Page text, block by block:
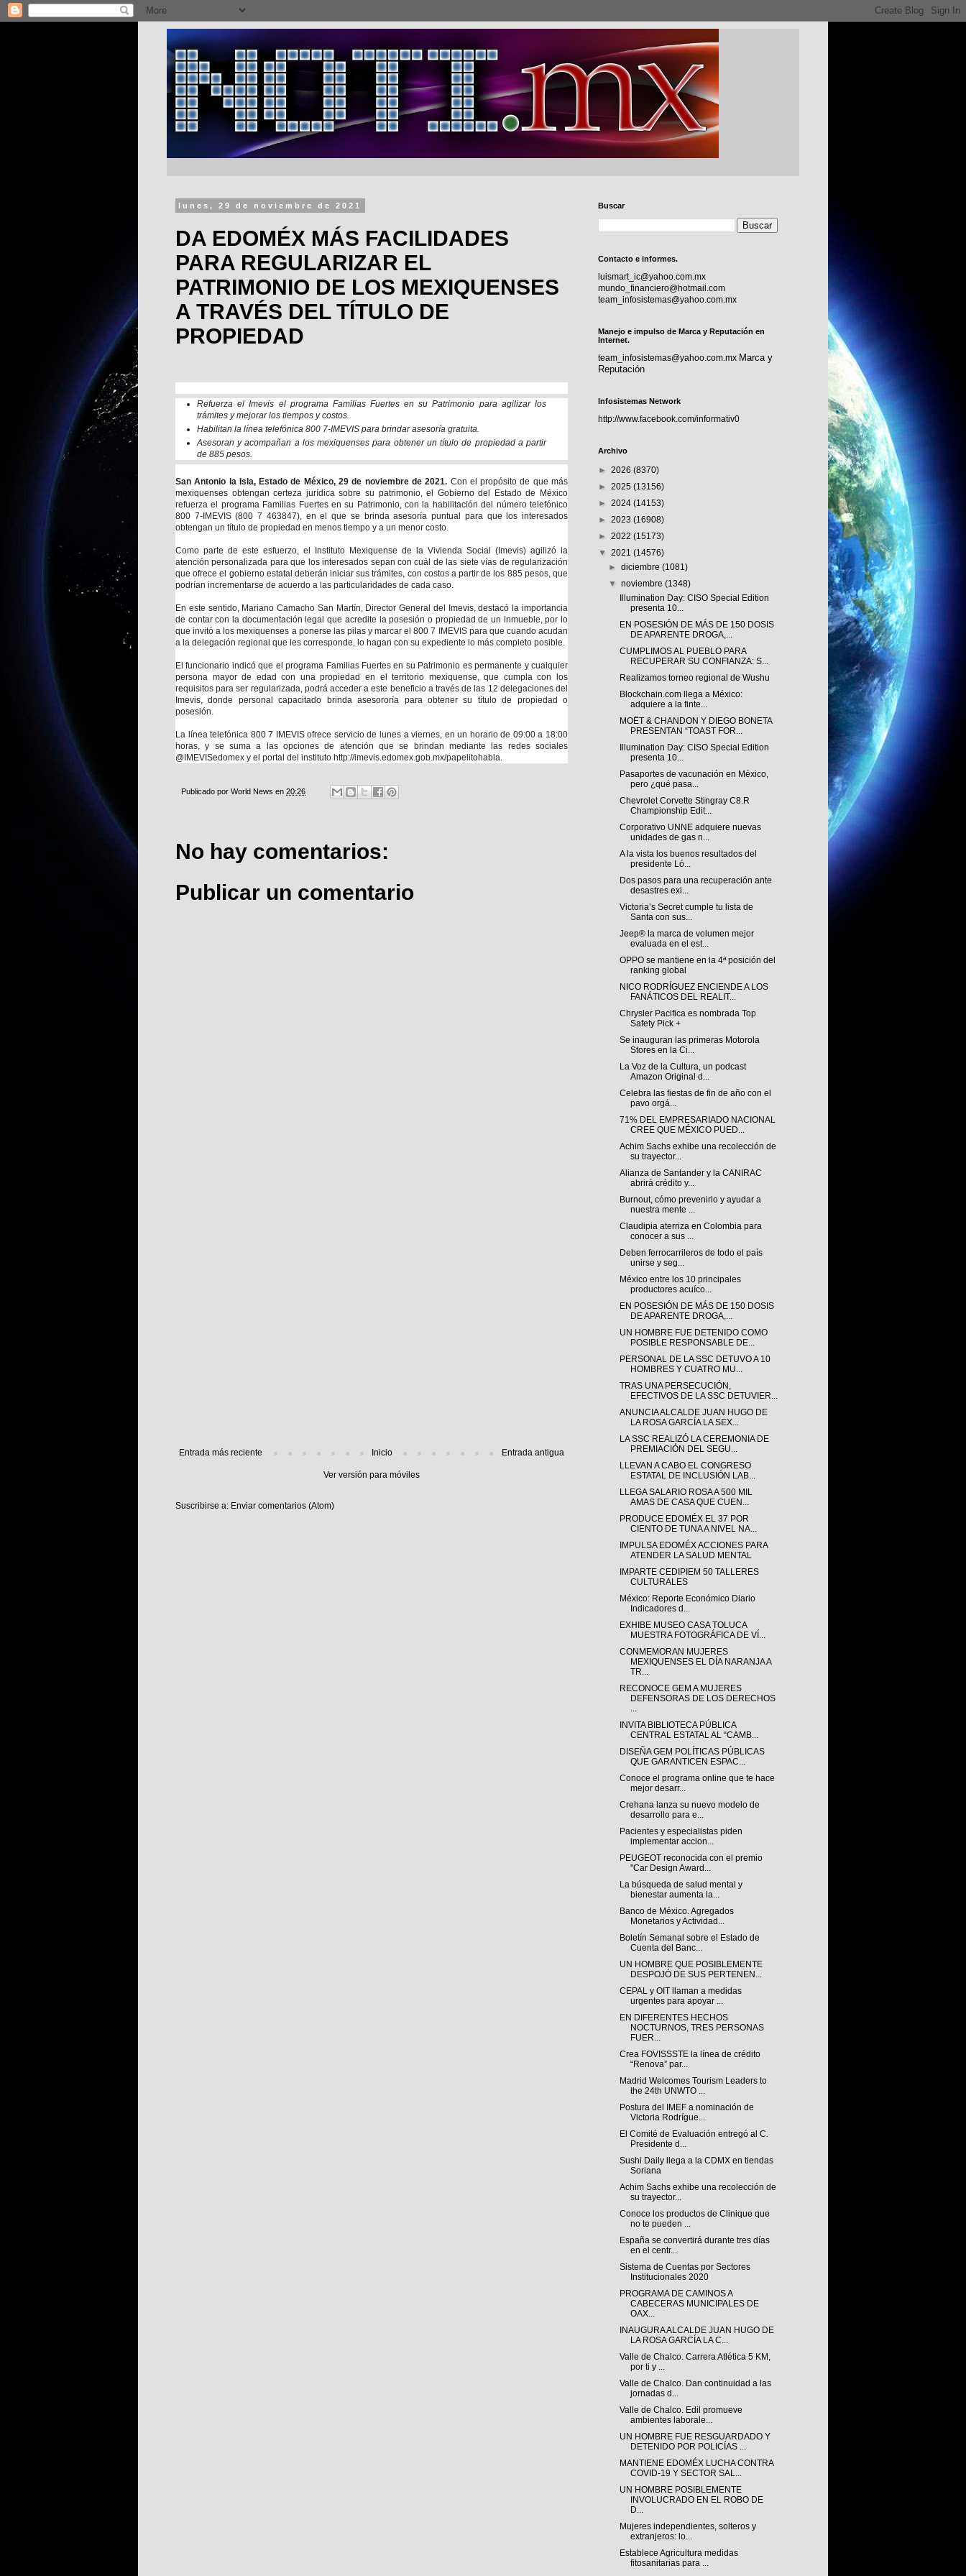
lunes, 29 de noviembre de 2021
DA EDOMÉX MÁS FACILIDADES
PARA REGULARIZAR EL
PATRIMONIO DE LOS MEXIQUENSES
A TRAVÉS DEL TÍTULO DE
PROPIEDAD
Refuerza el Imevis el programa Familias Fuertes en su Patrimonio para agilizar los
trámites y mejorar los tiempos y costos.
Habilitan la línea telefónica 800 7-IMEVIS para brindar asesoría gratuita.
Asesoran y acompañan a los mexiquenses para obtener un título de propiedad a partir
de 885 pesos.
San Antonio la Isla, Estado de México, 29 de noviembre de 2021. Con el propósito de que más
mexiquenses obtengan certeza jurídica sobre su patrimonio, el Gobierno del Estado de México
refuerza el programa Familias Fuertes en su Patrimonio, con la habilitación del número telefónico
800 7-IMEVIS (800 7 463847), en el que se brinda asesoría puntual para que los interesados
obtengan un título de propiedad en menos tiempo y a un menor costo.
Como parte de este esfuerzo, el Instituto Mexiquense de la Vivienda Social (Imevis) agilizó la
atención personalizada para que los interesados sepan con cuál de las siete vías de regularización
que ofrece el gobierno estatal deberán iniciar sus trámites, con costos a partir de los 885 pesos, que
podrían incrementarse de acuerdo a las particularidades de cada caso.
En este sentido, Mariano Camacho San Martín, Director General del Imevis, destacó la importancia
de contar con la documentación legal que acredite la posesión o propiedad de un inmueble, por lo
que invitó a los mexiquenses a ponerse las pilas y marcar el 800 7 IMEVIS para que cuando acudan
a la delegación regional que les corresponde, lo hagan con su expediente lo más completo posible.
El funcionario indicó que el programa Familias Fuertes en su Patrimonio es permanente y cualquier
persona mayor de edad con una propiedad en el territorio mexiquense, que cumpla con los
requisitos para ser regularizada, podrá acceder a este beneficio a través de las 12 delegaciones del
Imevis, donde personal capacitado brinda asesororía para obtener su título de propiedad o
posesión.
La línea telefónica 800 7 IMEVIS ofrece servicio de lunes a viernes, en un horario de 09:00 a 18:00
horas, y se suma a las opciones de atención que se brindan mediante las redes sociales
@IMEVISedomex y el portal del instituto http://imevis.edomex.gob.mx/papelitohabla.
Publicado por World News en 20:26
No hay comentarios:
Publicar un comentario
Entrada más reciente Entrada antigua
Inicio
Ver versión para móviles
Suscribirse a: Enviar comentarios (Atom)
Buscar
Contacto e informes.
luismart_ic@yahoo.com.mx
mundo_financiero@hotmail.com
team_infosistemas@yahoo.com.mx
Manejo e impulso de Marca y Reputación en
Internet.
team_infosistemas@yahoo.com.mx Marca y
Reputación
Infosistemas Network
http://www.facebook.com/informativ0
Archivo
► 2026 (8370)
► 2025 (13156)
► 2024 (14153)
► 2023 (16908)
► 2022 (15173)
▼ 2021 (14576)
►diciembre(1081)
▼noviembre(1348)
Illumination Day: CISO Special Edition
presenta 10...
EN POSESIÓN DE MÁS DE 150 DOSIS
DE APARENTE DROGA,...
CUMPLIMOS AL PUEBLO PARA
RECUPERAR SU CONFIANZA: S...
Realizamos torneo regional de Wushu
Blockchain.com llega a México:
adquiere a la finte...
MOËT & CHANDON Y DIEGO BONETA
PRESENTAN “TOAST FOR...
Illumination Day: CISO Special Edition
presenta 10...
Pasaportes de vacunación en México,
pero ¿qué pasa...
Chevrolet Corvette Stingray C8.R
Championship Edit...
Corporativo UNNE adquiere nuevas
unidades de gas n...
A la vista los buenos resultados del
presidente Ló...
Dos pasos para una recuperación ante
desastres exi...
Victoria’s Secret cumple tu lista de
Santa con sus...
Jeep® la marca de volumen mejor
evaluada en el est...
OPPO se mantiene en la 4ª posición del
ranking global
NICO RODRÍGUEZ ENCIENDE A LOS
FANÁTICOS DEL REALIT...
Chrysler Pacifica es nombrada Top
Safety Pick +
Se inauguran las primeras Motorola
Stores en la Ci...
La Voz de la Cultura, un podcast
Amazon Original d...
Celebra las fiestas de fin de año con el
pavo orgá...
71% DEL EMPRESARIADO NACIONAL
CREE QUE MÉXICO PUED...
Achim Sachs exhibe una recolección de
su trayector...
Alianza de Santander y la CANIRAC
abrirá crédito y...
Burnout, cómo prevenirlo y ayudar a
nuestra mente ...
Claudipia aterriza en Colombia para
conocer a sus ...
Deben ferrocarrileros de todo el país
unirse y seg...
México entre los 10 principales
productores acuíco...
EN POSESIÓN DE MÁS DE 150 DOSIS
DE APARENTE DROGA,...
UN HOMBRE FUE DETENIDO COMO
POSIBLE RESPONSABLE DE...
PERSONAL DE LA SSC DETUVO A 10
HOMBRES Y CUATRO MU...
TRAS UNA PERSECUCIÓN,
EFECTIVOS DE LA SSC DETUVIER...
ANUNCIA ALCALDE JUAN HUGO DE
LA ROSA GARCÍA LA SEX...
LA SSC REALIZÓ LA CEREMONIA DE
PREMIACIÓN DEL SEGU...
LLEVAN A CABO EL CONGRESO
ESTATAL DE INCLUSIÓN LAB...
LLEGA SALARIO ROSA A 500 MIL
AMAS DE CASA QUE CUEN...
PRODUCE EDOMÉX EL 37 POR
CIENTO DE TUNA A NIVEL NA...
IMPULSA EDOMÉX ACCIONES PARA
ATENDER LA SALUD MENTAL
IMPARTE CEDIPIEM 50 TALLERES
CULTURALES
México: Reporte Económico Diario
Indicadores d...
EXHIBE MUSEO CASA TOLUCA
MUESTRA FOTOGRÁFICA DE VÍ...
CONMEMORAN MUJERES
MEXIQUENSES EL DÍA NARANJA A
TR...
RECONOCE GEM A MUJERES
DEFENSORAS DE LOS DERECHOS
...
INVITA BIBLIOTECA PÚBLICA
CENTRAL ESTATAL AL “CAMB...
DISEÑA GEM POLÍTICAS PÚBLICAS
QUE GARANTICEN ESPAC...
Conoce el programa online que te hace
mejor desarr...
Crehana lanza su nuevo modelo de
desarrollo para e...
Pacientes y especialistas piden
implementar accion...
PEUGEOT reconocida con el premio
"Car Design Award...
La búsqueda de salud mental y
bienestar aumenta la...
Banco de México. Agregados
Monetarios y Actividad...
Boletín Semanal sobre el Estado de
Cuenta del Banc...
UN HOMBRE QUE POSIBLEMENTE
DESPOJÓ DE SUS PERTENEN...
CEPAL y OIT llaman a medidas
urgentes para apoyar ...
EN DIFERENTES HECHOS
NOCTURNOS, TRES PERSONAS
FUER...
Crea FOVISSSTE la línea de crédito
“Renova” par...
Madrid Welcomes Tourism Leaders to
the 24th UNWTO ...
Postura del IMEF a nominación de
Victoria Rodrígue...
El Comité de Evaluación entregó al C.
Presidente d...
Sushi Daily llega a la CDMX en tiendas
Soriana
Achim Sachs exhibe una recolección de
su trayector...
Conoce los productos de Clinique que
no te pueden ...
España se convertirá durante tres días
en el centr...
Sistema de Cuentas por Sectores
Institucionales 2020
PROGRAMA DE CAMINOS A
CABECERAS MUNICIPALES DE
OAX...
INAUGURA ALCALDE JUAN HUGO DE
LA ROSA GARCÍA LA C...
Valle de Chalco. Carrera Atlética 5 KM,
por ti y ...
Valle de Chalco. Dan continuidad a las
jornadas d...
Valle de Chalco. Edil promueve
ambientes laborale...
UN HOMBRE FUE RESGUARDADO Y
DETENIDO POR POLICÍAS ...
MANTIENE EDOMÉX LUCHA CONTRA
COVID-19 Y SECTOR SAL...
UN HOMBRE POSIBLEMENTE
INVOLUCRADO EN EL ROBO DE
D...
Mujeres independientes, solteros y
extranjeros: lo...
Establece Agricultura medidas
fitosanitarias para ...